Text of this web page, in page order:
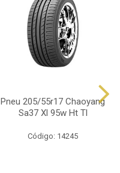
Pneu 205/55r17 Chaoyang
Sa37 Xl 95w Ht Tl
Código: 14245